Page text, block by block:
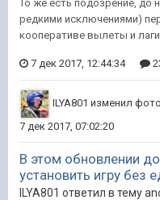
То же есть подозрение, до
редкими исключениями)
кооперативе вылеты и
7 дек 2017, 12:44:34
ILYA801 изменил
7 дек 2017, 07:02:20
В этом обновлении
установить игру без
ILYA801 ответил в тему